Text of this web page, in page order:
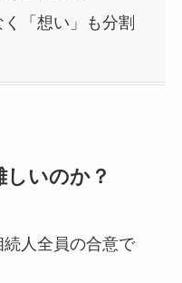
「想い」も分割
いのか？
人全員の合意で